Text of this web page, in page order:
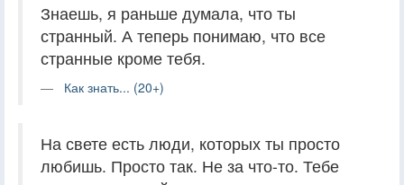
Знаешь, я раньше думала, что ты
странный. А теперь понимаю, что все
странные кроме тебя.
Как знать... (20+)
На свете есть люди, которых ты просто
любишь. Просто так. Не за что-то. Тебе